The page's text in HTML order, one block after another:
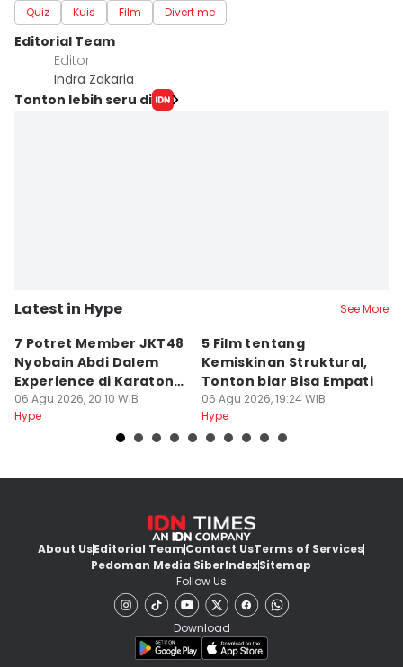
Quiz Kuis Film Divert me
Editorial Team
Editor
Indra Zakaria
Tonton lebih seru di
Latest in Hype See More
7 Potret Member JKT48
Nyobain Abdi Dalem
Experience di Karaton
Yogyakarta
06 Agu 2026, 20:10 WIB
Hype
5 Film tentang
Kemiskinan Struktural,
Tonton biar Bisa Empati
06 Agu 2026, 19:24 WIB
Hype
About UsEditorial TeamContact UsTerms of Services
Pedoman Media SiberIndexSitemap
Follow Us
Download